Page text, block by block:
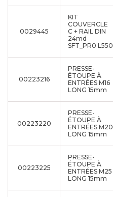
0029445
KIT
COUVERCLE
C + RAIL DIN
24md
SFT_PR0 L550
00223216
PRESSE-
ÉTOUPE À
ENTRÉES M16
LONG 15mm
00223220
PRESSE-
ÉTOUPE À
ENTRÉES M20
LONG 15mm
00223225
PRESSE-
ÉTOUPE À
ENTRÉES M25
LONG 15mm